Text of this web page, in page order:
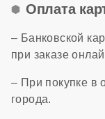
Оплата
– Банковской
при заказе
– При покупке в
города.